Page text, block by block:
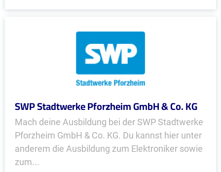
SWP Stadtwerke Pforzheim GmbH & Co. KG
Mach deine Ausbildung bei der SWP Stadtwerke
Pforzheim GmbH & Co. KG. Du kannst hier unter
anderem die Ausbildung zum Elektroniker sowie
zum...